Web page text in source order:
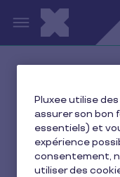
Aller au contenu
Ressource
Prime vacances :
calcul
Pluxee utilise
assurer son bon
essentiels) et
expérience
consentement,
utiliser des